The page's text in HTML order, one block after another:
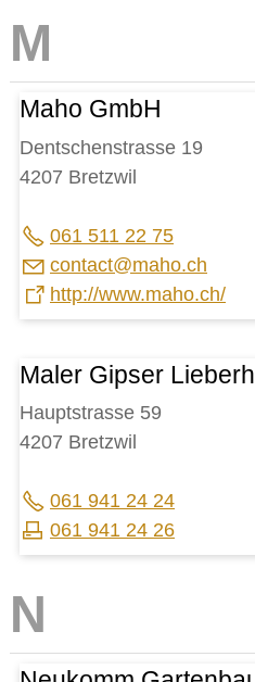
Maho GmbH
Dentschenstrasse 19
4207 Bretzwil
061 511 22 75
c nt ct m h
ch
http://www.maho.ch/
Maler Gipser
Hauptstrasse 59
4207 Bretzwil
061 941 24 24
061 941 24 26